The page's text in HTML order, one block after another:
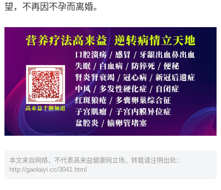
望，不再因不孕而离婚。
本文来自网络，不代表高来益健康网立场，转载请注明出处：
http://gaolaiyi.cc/3041.html